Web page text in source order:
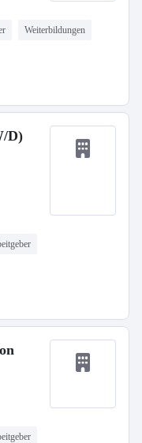
Weiterbildungen
D)